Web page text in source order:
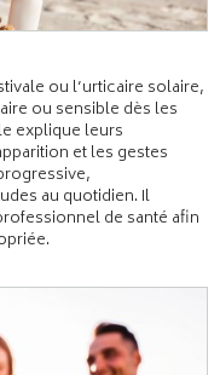
ou l’urticaire solaire,
ou sensible dès les
explique leurs
et les gestes
au quotidien. Il
de santé afin